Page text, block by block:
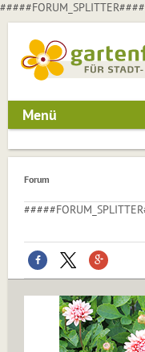
Menü
Forum